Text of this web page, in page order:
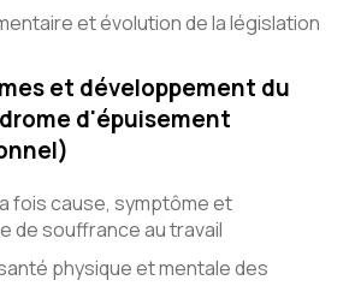
et évolution de la législation
et développement du
d'épuisement
fois cause, symptôme et
de souffrance au travail
physique et mentale des